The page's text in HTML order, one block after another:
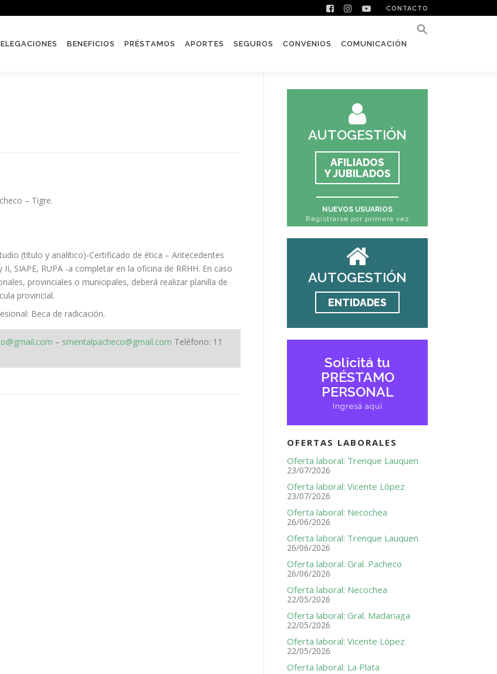
CONTACTO
BENEFICIOS PRÉSTAMOS APORTES SEGUROS CONVENIOS COMUNICACIÓN
– Tigre.
(título y analítico)-Certificado de ética – Antecedentes
SIAPE, RUPA -a completar en la oficina de RRHH. En caso
provinciales o municipales, deberá realizar planilla de
provincial.
Beca de radicación.
– smentalpacheco@gmail.com Teléfono: 11
AUTOGESTIÓN
AFILIADOS
Y JUBILADOS
NUEVOS USUARIOS
Registrarse por primera vez
AUTOGESTIÓN
ENTIDADES
Solicitá tu
PRÉSTAMO
PERSONAL
Ingresá aquí
OFERTAS LABORALES
Oferta laboral: Trenque Lauquen
23/07/2026
Oferta laboral: Vicente López
23/07/2026
Oferta laboral: Necochea
26/06/2026
Oferta laboral: Trenque Lauquen
26/06/2026
Oferta laboral: Gral. Pacheco
26/06/2026
Oferta laboral: Necochea
22/05/2026
Oferta laboral: Gral. Madariaga
22/05/2026
Oferta laboral: Vicente López
22/05/2026
Oferta laboral: La Plata